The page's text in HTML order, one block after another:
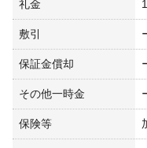
礼金
敷引
保証金償却
その他一時金
保険等